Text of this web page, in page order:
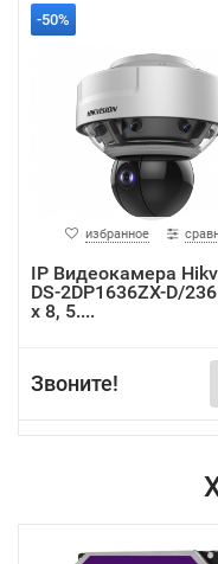
-50%
избранное
IP Видеокамера
DS-2DP1636ZX-D/
x 8, 5....
Звоните!